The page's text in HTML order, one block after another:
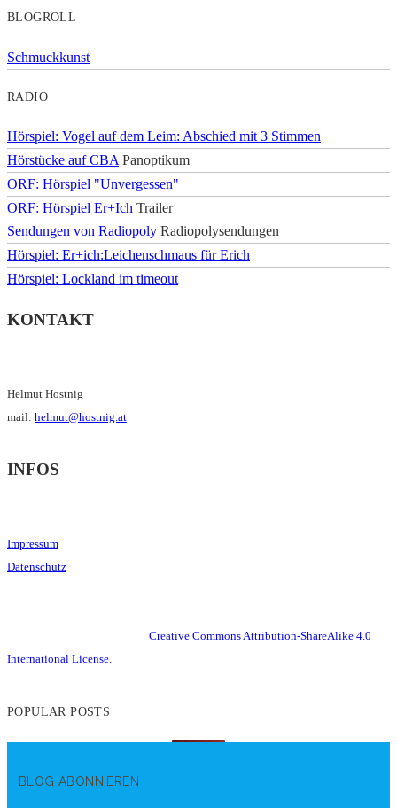
BLOGROLL
Schmuckkunst
RADIO
Hörspiel: Vogel auf dem Leim: Abschied mit 3 Stimmen
Hörstücke auf CBA Panoptikum
ORF: Hörspiel "Unvergessen"
ORF: Hörspiel Er+Ich Trailer
Sendungen von Radiopoly Radiopolysendungen
Hörspiel: Er+ich:Leichenschmaus für Erich
Hörspiel: Lockland im timeout
KONTAKT
Helmut Hostnig
mail: helmut@hostnig.at
INFOS
Impressum
Datenschutz
Creative Commons Attribution-ShareAlike 4.0
International License.
POPULAR POSTS
BLOG ABONNIEREN